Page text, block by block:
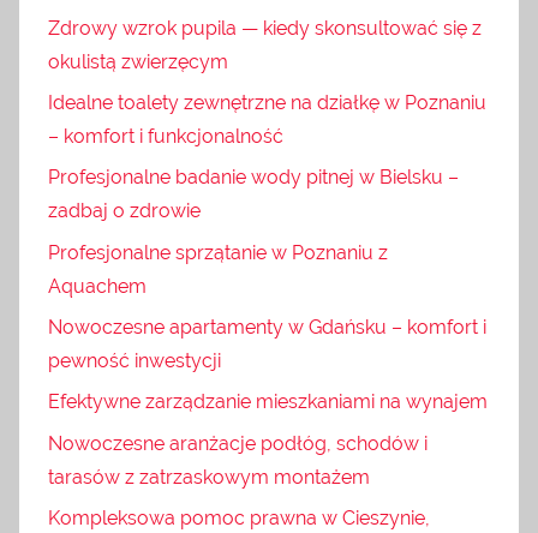
Zdrowy wzrok pupila — kiedy skonsultować się z
okulistą zwierzęcym
Idealne toalety zewnętrzne na działkę w Poznaniu
– komfort i funkcjonalność
Profesjonalne badanie wody pitnej w Bielsku –
zadbaj o zdrowie
Profesjonalne sprzątanie w Poznaniu z
Aquachem
Nowoczesne apartamenty w Gdańsku – komfort i
pewność inwestycji
Efektywne zarządzanie mieszkaniami na wynajem
Nowoczesne aranżacje podłóg, schodów i
tarasów z zatrzaskowym montażem
Kompleksowa pomoc prawna w Cieszynie,